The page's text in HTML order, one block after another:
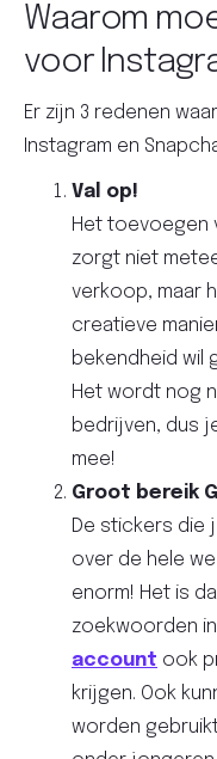
Waarom
voor
Er zijn 3 redenen
Instagram en
Val op!
Het toevoegen
zorgt niet
verkoop, maar
creatieve
bekendheid wil
Het wordt nog
bedrijven, dus
mee!
Groot bereik
De stickers die
over de hele
enorm! Het is
zoekwoorden
account ook
krijgen. Ook
worden